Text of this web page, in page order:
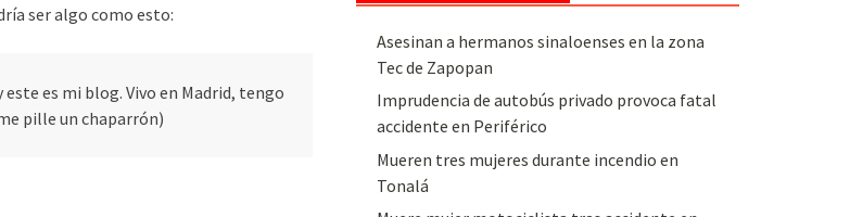
ser algo como esto:
es mi blog. Vivo en Madrid, tengo
pille un chaparrón)
Asesinan a hermanos sinaloenses en la zona
Tec de Zapopan
Imprudencia de autobús privado provoca fatal
accidente en Periférico
Mueren tres mujeres durante incendio en
Tonalá